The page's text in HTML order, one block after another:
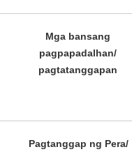
Mga bansang
pagpapadalhan/
pagtatanggapan
Pagtanggap ng Pera/